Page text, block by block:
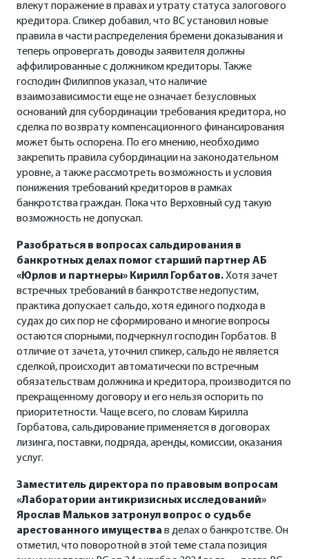
влекут поражение в правах и утрату статуса залогового
кредитора. Спикер добавил, что ВС установил новые
правила в части распределения бремени доказывания и
теперь опровергать доводы заявителя должны
аффилированные с должником кредиторы. Также
господин Филиппов указал, что наличие
взаимозависимости еще не означает безусловных
оснований для субординации требования кредитора, но
сделка по возврату компенсационного финансирования
может быть оспорена. По его мнению, необходимо
закрепить правила субординации на законодательном
уровне, а также рассмотреть возможность и условия
понижения требований кредиторов в рамках
банкротства граждан. Пока что Верховный суд такую
возможность не допускал.
Разобраться в вопросах сальдирования в
банкротных делах помог старший партнер АБ
«Юрлов и партнеры» Кирилл Горбатов.Хотя зачет
встречных требований в банкротстве недопустим,
практика допускает сальдо, хотя единого подхода в
судах до сих пор не сформировано и многие вопросы
остаются спорными, подчеркнул господин Горбатов. В
отличие от зачета, уточнил спикер, сальдо не является
сделкой, происходит автоматически по встречным
обязательствам должника и кредитора, производится по
прекращенному договору и его нельзя оспорить по
приоритетности. Чаще всего, по словам Кирилла
Горбатова, сальдирование применяется в договорах
лизинга, поставки, подряда, аренды, комиссии, оказания
услуг.
Заместитель директора по правовым вопросам
«Лаборатории антикризисных исследований»
Ярослав Мальков затронул вопрос о судьбе
арестованного имущества в делах о банкротстве. Он
отметил, что поворотной в этой теме стала позиция